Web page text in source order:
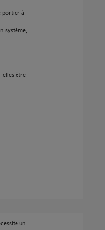
portier à
système,
elles être
un